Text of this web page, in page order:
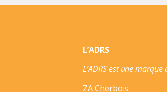
L’ADRS
L’ADRS est une marque
ZA Cherbois